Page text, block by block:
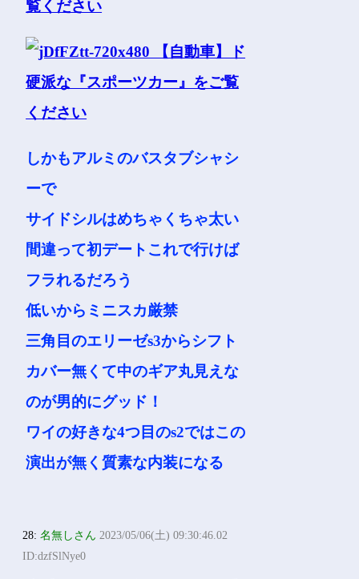
しかもアルミのバスタブシャシ
ーで
サイドシルはめちゃくちゃ太い
間違って初デートこれで行けば
フラれるだろう
低いからミニスカ厳禁
三角目のエリーゼs3からシフト
カバー無くて中のギア丸見えな
のが男的にグッド！
ワイの好きな4つ目のs2ではこの
演出が無く質素な内装になる
28:名無しさん 2023/05/06(土) 09:30:46.02
ID:dzfSlNye0